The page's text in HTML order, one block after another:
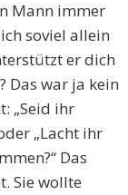
Mann immer
soviel allein
er dich
Das war ja kein
„Seid ihr
„Lacht ihr
Das
Sie wollte